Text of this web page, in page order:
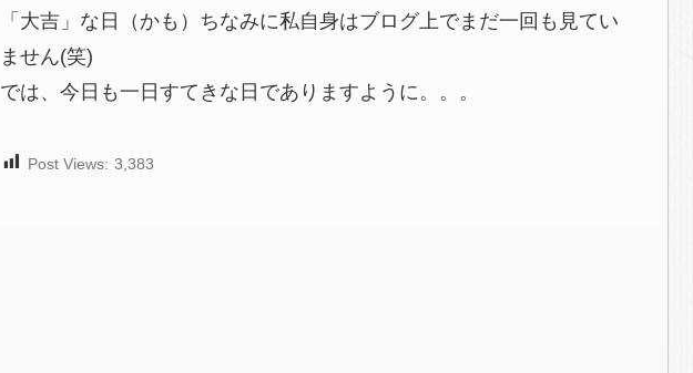
「大吉」な日（かも）ちなみに私自身はブログ上でまだ一回も見てい
ません(笑)
では、今日も一日すてきな日でありますように。。。
Post Views: 3,383